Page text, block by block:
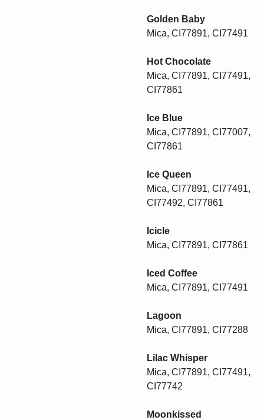
Golden Baby
Mica, CI77891, CI77491
Hot Chocolate
Mica, CI77891, CI77491,
CI77861
Ice Blue
Mica, CI77891, CI77007,
CI77861
Ice Queen
Mica, CI77891, CI77491,
CI77492, CI77861
Icicle
Mica, CI77891, CI77861
Iced Coffee
Mica, CI77891, CI77491
Lagoon
Mica, CI77891, CI77288
Lilac Whisper
Mica, CI77891, CI77491,
CI77742
Moonkissed